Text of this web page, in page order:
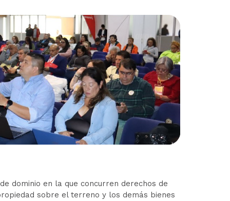
dominio en la que concurren derechos de
sobre el terreno y los demás bienes